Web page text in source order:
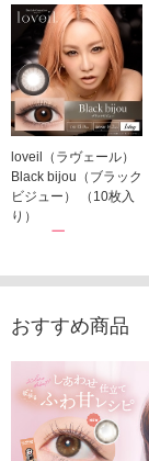
loveil（ラヴェール）
Black bijou（ブラック
ビジュー） （10枚入
り）
1,760円
おすすめ商品